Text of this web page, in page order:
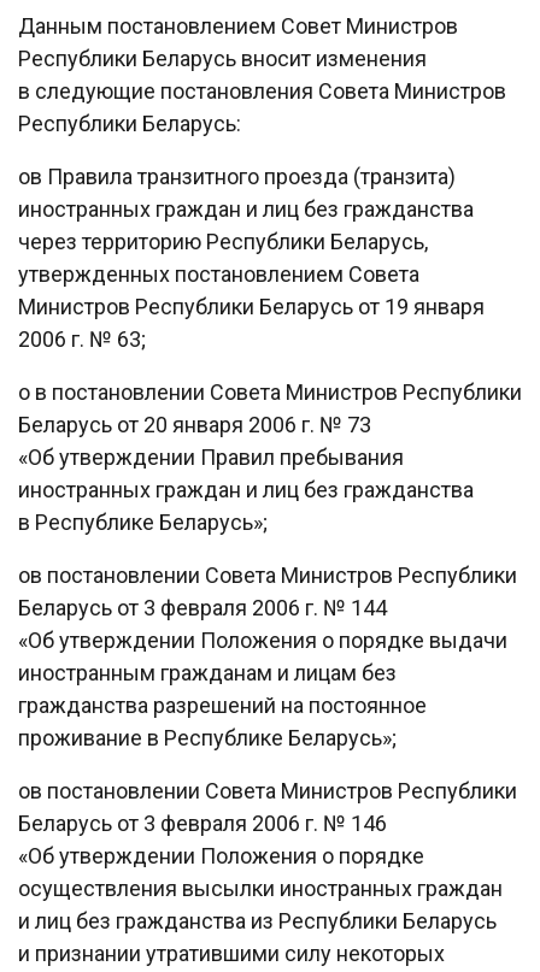
Данным постановлением Совет Министров
Республики Беларусь вносит изменения
в следующие постановления Совета Министров
Республики Беларусь:
oв Правила транзитного проезда (транзита)
иностранных граждан и лиц без гражданства
через территорию Республики Беларусь,
утвержденных постановлением Совета
Министров Республики Беларусь от 19 января
2006 г. № 63;
o в постановлении Совета Министров Республики
Беларусь от 20 января 2006 г. № 73
«Об утверждении Правил пребывания
иностранных граждан и лиц без гражданства
в Республике Беларусь»;
oв постановлении Совета Министров Республики
Беларусь от 3 февраля 2006 г. № 144
«Об утверждении Положения о порядке выдачи
иностранным гражданам и лицам без
гражданства разрешений на постоянное
проживание в Республике Беларусь»;
oв постановлении Совета Министров Республики
Беларусь от 3 февраля 2006 г. № 146
«Об утверждении Положения о порядке
осуществления высылки иностранных граждан
и лиц без гражданства из Республики Беларусь
и признании утратившими силу некоторых